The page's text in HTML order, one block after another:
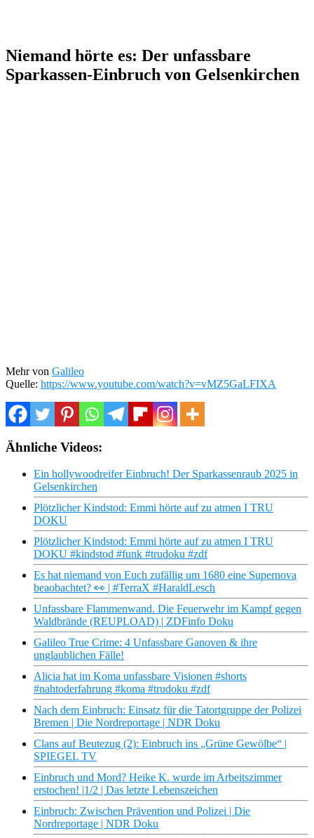
Niemand hörte es: Der unfassbare
Sparkassen-Einbruch von Gelsenkirchen
Mehr von Galileo
Quelle: https://www.youtube.com/watch?v=vMZ5GaLFIXA
Ähnliche Videos:
Ein hollywoodreifer Einbruch! Der Sparkassenraub 2025 in
Gelsenkirchen
Plötzlicher Kindstod: Emmi hörte auf zu atmen I TRU
DOKU
Plötzlicher Kindstod: Emmi hörte auf zu atmen I TRU
DOKU #kindstod #funk #trudoku #zdf
Es hat niemand von Euch zufällig um 1680 eine Supernova
beaobachtet? 👀 | #TerraX #HaraldLesch
Unfassbare Flammenwand. Die Feuerwehr im Kampf gegen
Waldbrände (REUPLOAD) | ZDFinfo Doku
Galileo True Crime: 4 Unfassbare Ganoven & ihre
unglaublichen Fälle!
Alicia hat im Koma unfassbare Visionen #shorts
#nahtoderfahrung #koma #trudoku #zdf
Nach dem Einbruch: Einsatz für die Tatortgruppe der Polizei
Bremen | Die Nordreportage | NDR Doku
Clans auf Beutezug (2): Einbruch ins „Grüne Gewölbe“ |
SPIEGEL TV
Einbruch und Mord? Heike K. wurde im Arbeitszimmer
erstochen! |1/2 | Das letzte Lebenszeichen
Einbruch: Zwischen Prävention und Polizei | Die
Nordreportage | NDR Doku